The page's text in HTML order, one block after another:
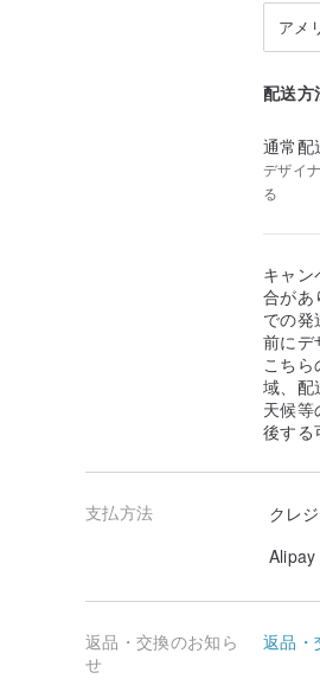
アメ
配送方
通常配
デザイ
る
キャン
合があ
での
前にデ
こち
域、配
天候
後する
支払方法
クレ
Alipay
返品・交換のお知ら
せ
返品・